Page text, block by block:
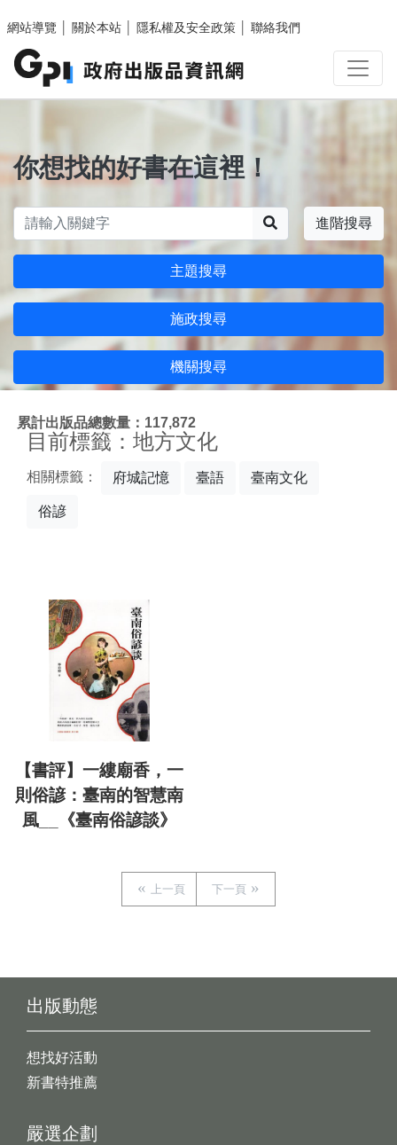
網站導覽
關於本站 隱私權及安全政策 聯絡我們
你想找的好書在這裡！
進階搜尋
主題搜尋
施政搜尋
機關搜尋
累計出版品總數量：117,872
目前標籤：地方文化
相關標籤： 府城記憶 臺語 臺南文化
俗諺
【書評】一縷廟香，一
則俗諺：臺南的智慧南
風__《臺南俗諺談》
上一頁 下一頁
出版動態
想找好活動
新書特推薦
嚴選企劃